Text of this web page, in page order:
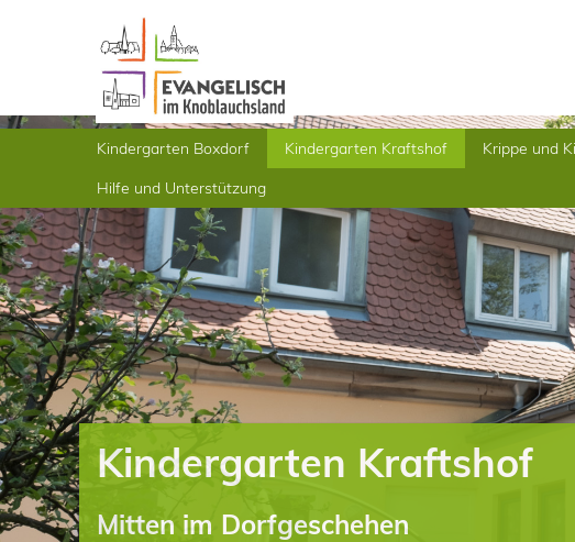
Kindergarten Boxdorf Kindergarten Kraftshof Krippe und
Hilfe und Unterstützung
Kindergarten Kraftshof
Mitten im Dorfgeschehen